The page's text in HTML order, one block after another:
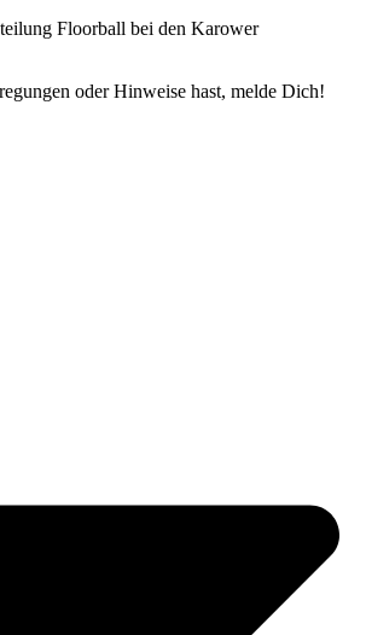
oder Hinweise hast, melde Dich!